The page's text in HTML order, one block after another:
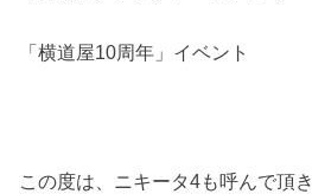
「横道屋10周年」イベント
この度は、ニキータ4も呼んで頂き